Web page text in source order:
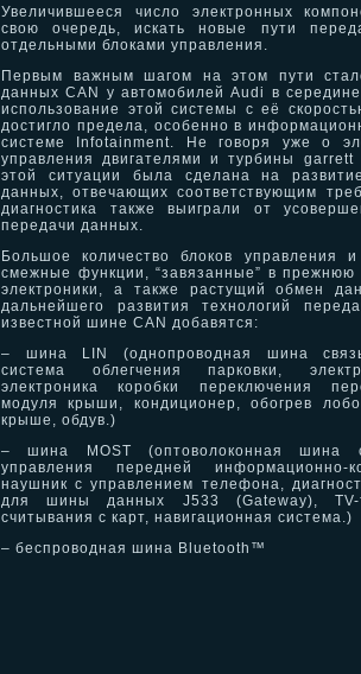
Увеличившееся число электронных
свою очередь, искать новые пути
отдельными блоками управления.
Первым важным шагом на этом пути
данных CAN у автомобилей Audi в
использование этой системы с её
достигло предела, особенно в
системе Infotainment. Не говоря уже о
управления двигателями и турбины
этой ситуации была сделана на
данных, отвечающих соответствующим
диагностика также выиграли от
передачи данных.
Большое количество блоков управления
смежные функции, “завязанные” в прежнюю
электроники, а также растущий обмен
дальнейшего развития технологий
известной шине CAN добавятся:
– шина LIN (однопроводная шина
система облегчения парковки,
электроника коробки переключения
модуля крыши, кондиционер, обогрев
крыше, обдув.)
– шина MOST (оптоволоконная шина
управления передней информационно-
наушник с управлением телефона,
для шины данных J533 (Gateway), TV-
считывания с карт, навигационная система.)
– беспроводная шина Bluetooth™